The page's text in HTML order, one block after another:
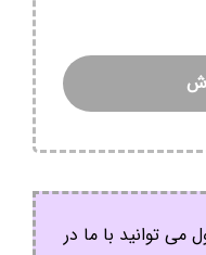
توانید با ما در